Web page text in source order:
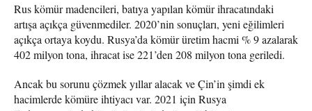
Rus kömür madencileri, batıya yapılan kömür ihracatındaki
artışa açıkça güvenmediler. 2020’nin sonuçları, yeni eğilimleri
açıkça ortaya koydu. Rusya’da kömür üretim hacmi % 9 azalarak
402 milyon tona, ihracat ise 221’den 208 milyon tona geriledi.
Ancak bu sorunu çözmek yıllar alacak ve Çin’in şimdi ek
hacimlerde kömüre ihtiyacı var. 2021 için Rusya